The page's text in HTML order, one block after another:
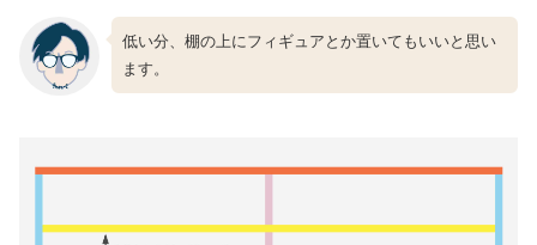
低い分、棚の上にフィギュアとか置いてもいいと思い
ます。